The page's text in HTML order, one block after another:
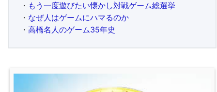
・ もう一度遊びたい懐かし対戦ゲーム総選挙
・ なぜ人はゲームにハマるのか
・ 高橋名人のゲーム35年史